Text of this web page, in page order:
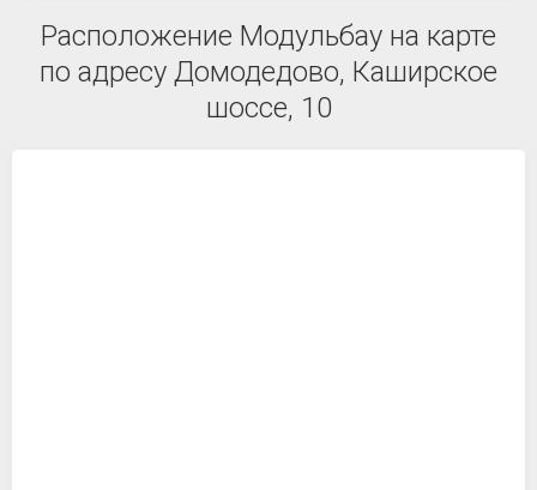
Расположение Модульбау на карте
по адресу Домодедово, Каширское
шоссе, 10